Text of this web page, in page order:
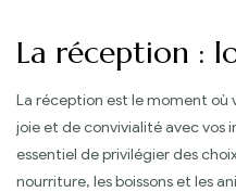
La réception :
La réception est le moment
joie et de convivialité avec vos
essentiel de privilégier des
nourriture, les boissons et les